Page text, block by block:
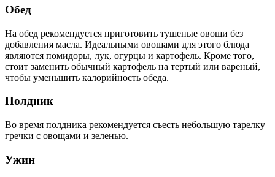
Обед
На обед рекомендуется приготовить тушеные овощи без
добавления масла. Идеальными овощами для этого блюда
являются помидоры, лук, огурцы и картофель. Кроме того,
стоит заменить обычный картофель на тертый или вареный,
чтобы уменьшить калорийность обеда.
Полдник
Во время полдника рекомендуется съесть небольшую тарелку
гречки с овощами и зеленью.
Ужин